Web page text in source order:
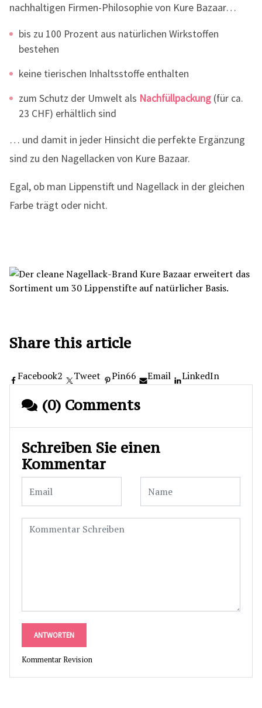
nachhaltigen Firmen-Philosophie von Kure Bazaar…
bis zu 100 Prozent aus natürlichen Wirkstoffen
bestehen
keine tierischen Inhaltsstoffe enthalten
zum Schutz der Umwelt als Nachfüllpackung (für ca.
23 CHF) erhältlich sind
… und damit in jeder Hinsicht die perfekte Ergänzung
sind zu den Nagellacken von Kure Bazaar.
Egal, ob man Lippenstift und Nagellack in der gleichen
Farbe trägt oder nicht.
Share this article
Facebook2 Tweet Pin66 Email LinkedIn
(0) Comments
Schreiben Sie einen
Kommentar
ANTWORTEN
Kommentar Revision